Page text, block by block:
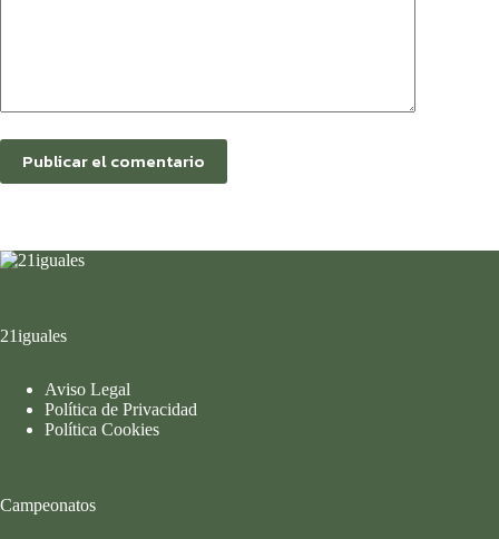
Publicar el comentario
21iguales
Aviso Legal
Política de Privacidad
Política Cookies
Campeonatos